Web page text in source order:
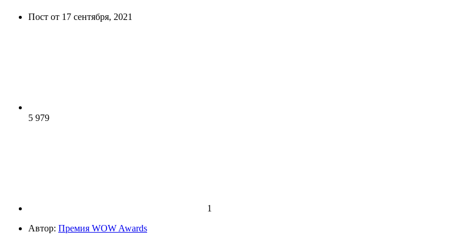
Пост от 17 сентября, 2021
5 979
1
Автор: Премия WOW Awards